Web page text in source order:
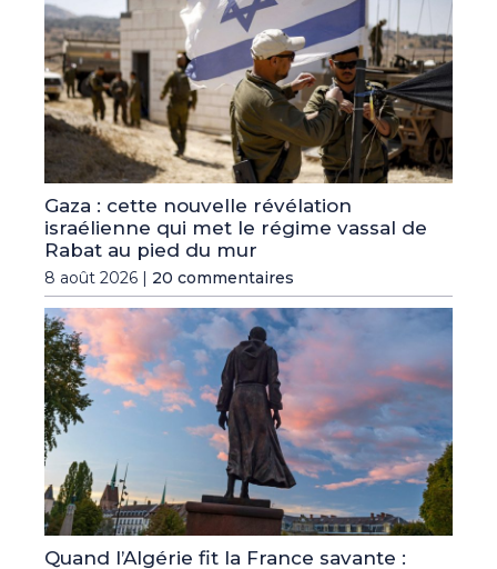
Gaza : cette nouvelle révélation
israélienne qui met le régime vassal de
Rabat au pied du mur
8 août 2026 | 20 commentaires
Quand l’Algérie fit la France savante :